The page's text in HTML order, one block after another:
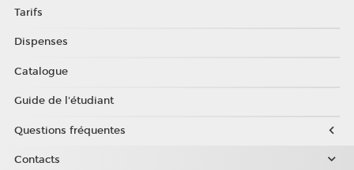
Tarifs
Dispenses
Catalogue
Guide de l'étudiant
Questions fréquentes
Contacts